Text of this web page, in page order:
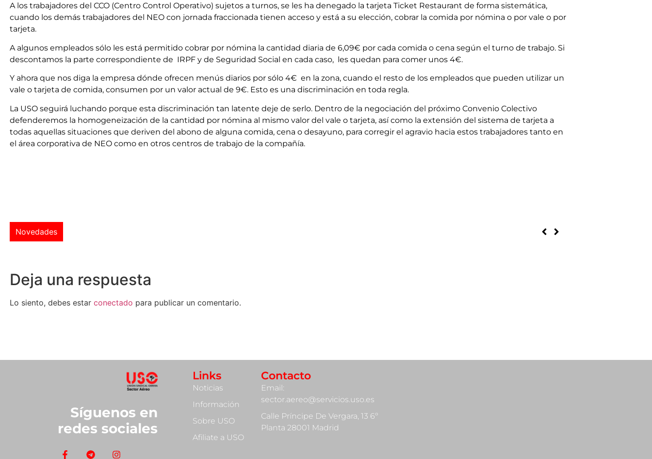
A los trabajadores del CCO (Centro Control Operativo) sujetos a turnos, se les ha denegado la tarjeta Ticket Restaurant de forma sistemática,
cuando los demás trabajadores del NEO con jornada fraccionada tienen acceso y está a su elección, cobrar la comida por nómina o por vale o por
tarjeta.
A algunos empleados sólo les está permitido cobrar por nómina la cantidad diaria de 6,09€ por cada comida o cena según el turno de trabajo. Si
descontamos la parte correspondiente de IRPF y de Seguridad Social en cada caso, les quedan para comer unos 4€.
Y ahora que nos diga la empresa dónde ofrecen menús diarios por sólo 4€ en la zona, cuando el resto de los empleados que pueden utilizar un
vale o tarjeta de comida, consumen por un valor actual de 9€. Esto es una discriminación en toda regla.
La USO seguirá luchando porque esta discriminación tan latente deje de serlo. Dentro de la negociación del próximo Convenio Colectivo
defenderemos la homogeneización de la cantidad por nómina al mismo valor del vale o tarjeta, así como la extensión del sistema de tarjeta a
todas aquellas situaciones que deriven del abono de alguna comida, cena o desayuno, para corregir el agravio hacia estos trabajadores tanto en
el área corporativa de NEO como en otros centros de trabajo de la compañía.
Novedades
Deja una respuesta
Lo siento, debes estar conectado para publicar un comentario.
Síguenos en
redes sociales
Links
Noticias
Información
Sobre USO
Afiliate a USO
Contacto
Email:
sector.aereo@servicios.uso.es
Calle Príncipe De Vergara, 13 6º
Planta 28001 Madrid